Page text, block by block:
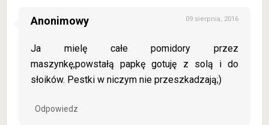
Anonimowy 09 sierpnia, 2016
Ja mielę całe pomidory przez
maszynkę,powstałą papkę gotuję z solą i do
słoików. Pestki w niczym nie przeszkadzają;)
Odpowiedz